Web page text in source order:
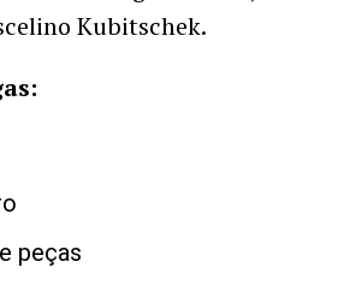
Kubitschek.
peças